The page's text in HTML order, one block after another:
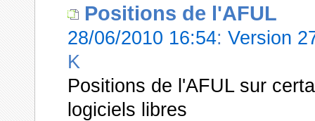
Positions de l'AFUL
28/06/2010 16:54: Version
K
Positions de l'AFUL sur
logiciels libres